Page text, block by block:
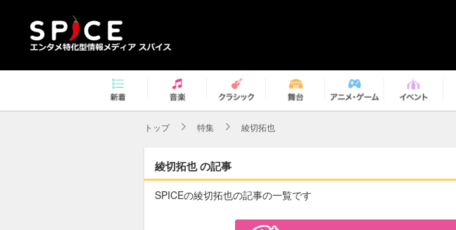
トップ 特集 綾切拓也
綾切拓也 の記事
SPICEの綾切拓也の記事の一覧です